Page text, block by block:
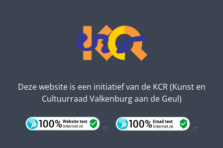
Deze website is een initiatief van de KCR (Kunst en
Cultuurraad Valkenburg aan de Geul)